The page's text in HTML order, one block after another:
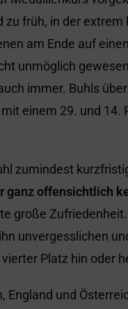
früh, in der
am Ende auf
unmöglich
immer. Buhls
einem 29. und 14.
zumindest
ganz offensichtlich
große
unvergesslichen
Platz hin oder
England und